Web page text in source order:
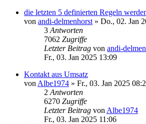
die letzten 5 definierten Regeln
von andi-delmenhorst » Do., 02. Jan
3 Antworten
7062 Zugriffe
Letzter Beitrag von andi-
Fr., 03. Jan 2025 13:09
Kontakt aus Umsatz
von Albe1974 » Fr., 03. Jan 2025
2 Antworten
6270 Zugriffe
Letzter Beitrag von Albe1974
Fr., 03. Jan 2025 11:06